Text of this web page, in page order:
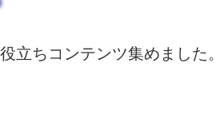
立ちコンテンツ集めました。